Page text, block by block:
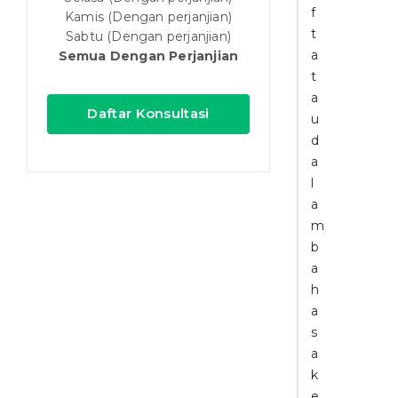
Kamis (Dengan perjanjian)
Sabtu (Dengan perjanjian)
Semua Dengan Perjanjian
Daftar Konsultasi
f
t
a
t
a
u
d
a
l
a
m
b
a
h
a
s
a
k